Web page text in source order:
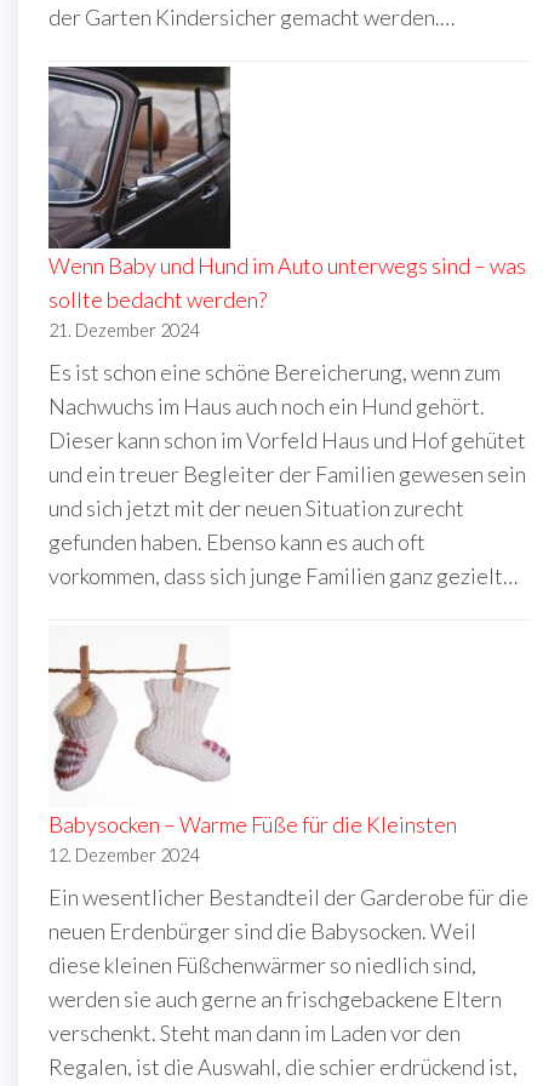
der Garten Kindersicher gemacht werden.…
Wenn Baby und Hund im Auto unterwegs sind – was
sollte bedacht werden?
21. Dezember 2024
Es ist schon eine schöne Bereicherung, wenn zum
Nachwuchs im Haus auch noch ein Hund gehört.
Dieser kann schon im Vorfeld Haus und Hof gehütet
und ein treuer Begleiter der Familien gewesen sein
und sich jetzt mit der neuen Situation zurecht
gefunden haben. Ebenso kann es auch oft
vorkommen, dass sich junge Familien ganz gezielt…
Babysocken – Warme Füße für die Kleinsten
12. Dezember 2024
Ein wesentlicher Bestandteil der Garderobe für die
neuen Erdenbürger sind die Babysocken. Weil
diese kleinen Füßchenwärmer so niedlich sind,
werden sie auch gerne an frischgebackene Eltern
verschenkt. Steht man dann im Laden vor den
Regalen, ist die Auswahl, die schier erdrückend ist,